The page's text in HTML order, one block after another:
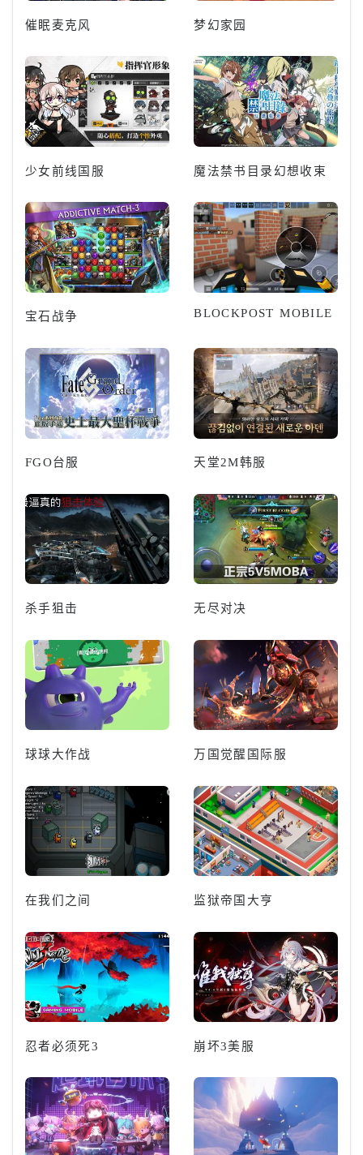
催眠麦克风 梦幻家园
少女前线国服 魔法禁书目录幻想收束
宝石战争 BLOCKPOST MOBILE
FGO台服 天堂2M韩服
杀手狙击 无尽对决
球球大作战 万国觉醒国际服
在我们之间 监狱帝国大亨
忍者必须死3 崩坏3美服